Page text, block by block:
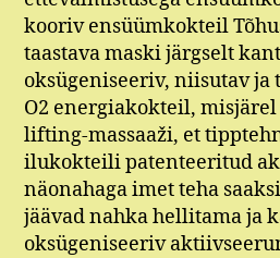
kooriv ensüümkokteil
taastava maski järgselt
oksügeniseeriv, niisutav
O2 energiakokteil,
lifting-massaaži, et
ilukokteili patenteeritud
näonahaga imet teha
jäävad nahka hellitama ja
oksügeniseeriv